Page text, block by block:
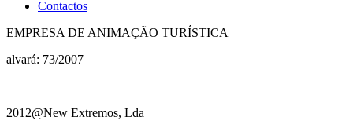
Contactos
EMPRESA DE ANIMAÇÃO TURÍSTICA
alvará: 73/2007
2012@New Extremos, Lda